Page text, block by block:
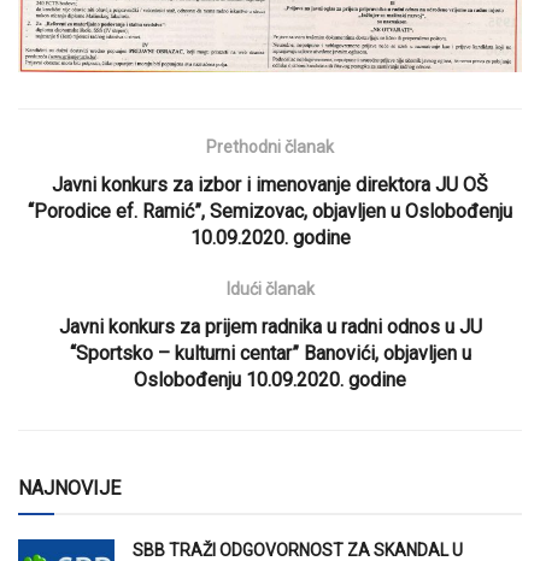
Prethodni članak
Javni konkurs za izbor i imenovanje direktora JU OŠ
“Porodice ef. Ramić”, Semizovac, objavljen u Oslobođenju
10.09.2020. godine
Idući članak
Javni konkurs za prijem radnika u radni odnos u JU
“Sportsko – kulturni centar” Banovići, objavljen u
Oslobođenju 10.09.2020. godine
NAJNOVIJE
SBB TRAŽI ODGOVORNOST ZA SKANDAL U